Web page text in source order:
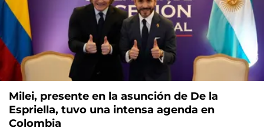
Milei, presente en la asunción de De la
Espriella, tuvo una intensa agenda en
Colombia